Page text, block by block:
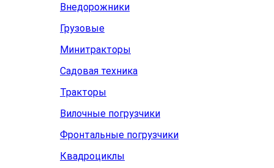
Внедорожники
Грузовые
Минитракторы
Садовая техника
Тракторы
Вилочные погрузчики
Фронтальные погрузчики
Квадроциклы